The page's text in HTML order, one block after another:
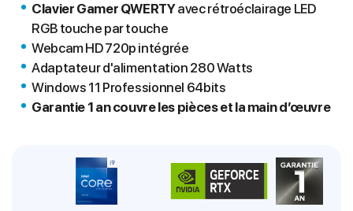
Clavier Gamer QWERTYavec rétroéclairage LED
RGB touche par touche
Webcam HD 720p intégrée
Adaptateur d'alimentation 280 Watts
Windows 11 Professionnel 64bits
Garantie 1 an couvre les pièces et la main d’œuvre